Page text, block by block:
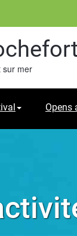
sur mer
Opens